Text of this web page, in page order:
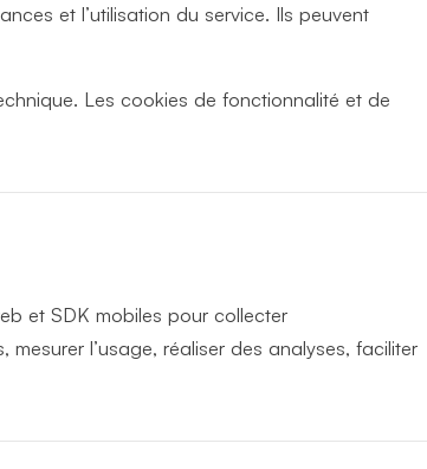
et l’utilisation du service. Ils peuvent
Les cookies de fonctionnalité et de
et SDK mobiles pour collecter
l’usage, réaliser des analyses, faciliter